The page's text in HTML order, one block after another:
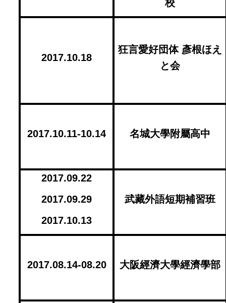
校
2017.10.18
狂言愛好団体 彥根ほえ
と会
2017.10.11-10.14 名城大學附屬高中
2017.09.22
2017.09.29
2017.10.13
武藏外語短期補習班
2017.08.14-08.20 大阪經濟大學經濟學部